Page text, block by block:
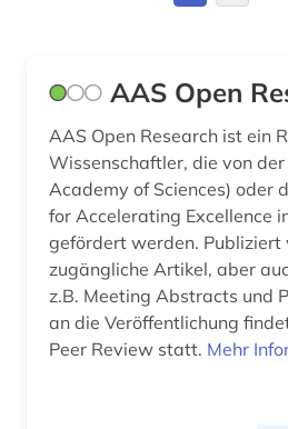
bergbau (1)
beschaffung (1)
beschränkung (1)
bestimmung (1)
bestimmungsbuch (1)
bestäubungsökologie (1)
betriebssicherheit (1)
AAS Open
AAS Open Research ist ein
Wissenschaftler, die von
Academy of Sciences) oder
for Accelerating Excellence
gefördert werden. Publiziert
zugängliche Artikel, aber
z.B. Meeting Abstracts und
an die Veröffentlichung
Peer Review statt. Mehr